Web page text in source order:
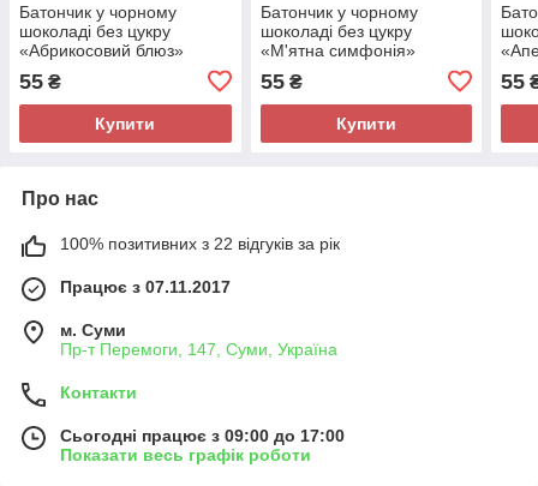
Батончик у чорному
шоколаді без цукру
«Абрикосовий блюз»
55 ₴
Купити
Батончик у чорному
шоколаді без цукру
«М'ятна симфонія»
55₴
Купити
55
Про нас
100% позитивних з 22 відгуків за рік
Працює з 07.11.2017
м. Суми
Пр-т Перемоги, 147, Суми, Україна
Контакти
Сьогодні працює з 09:00 до 17:00
Показати весь графік роботи